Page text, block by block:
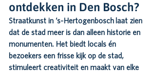
ontdekken in Den Bosch?
Straatkunst in ’s-Hertogenbosch laat zien
dat de stad meer is dan alleen historie en
monumenten. Het biedt locals én
bezoekers een frisse kijk op de stad,
stimuleert creativiteit en maakt van elke